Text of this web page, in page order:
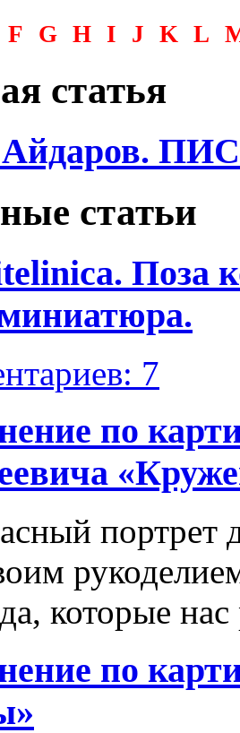
F G H I J K L
статья
Айдаров.
статьи
Поза
7
по
портрет
которые
по